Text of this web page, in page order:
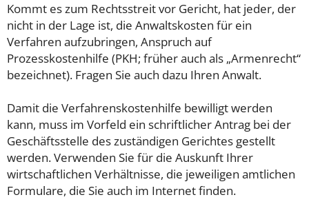
Kommt es zum Rechtsstreit vor Gericht, hat jeder, der
nicht in der Lage ist, die Anwaltskosten für ein
Verfahren aufzubringen, Anspruch auf
Prozesskostenhilfe (PKH; früher auch als „Armenrecht“
bezeichnet). Fragen Sie auch dazu Ihren Anwalt.
Damit die Verfahrenskostenhilfe bewilligt werden
kann, muss im Vorfeld ein schriftlicher Antrag bei der
Geschäftsstelle des zuständigen Gerichtes gestellt
werden. Verwenden Sie für die Auskunft Ihrer
wirtschaftlichen Verhältnisse, die jeweiligen amtlichen
Formulare, die Sie auch im Internet finden.